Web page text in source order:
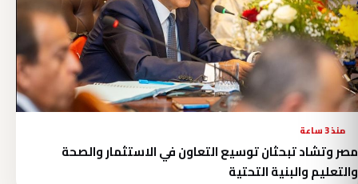
منذ 3 ساعة
مصر وتشاد تبحثان توسيع التعاون في الاستثمار والصحة
والتعليم والبنية التحتية